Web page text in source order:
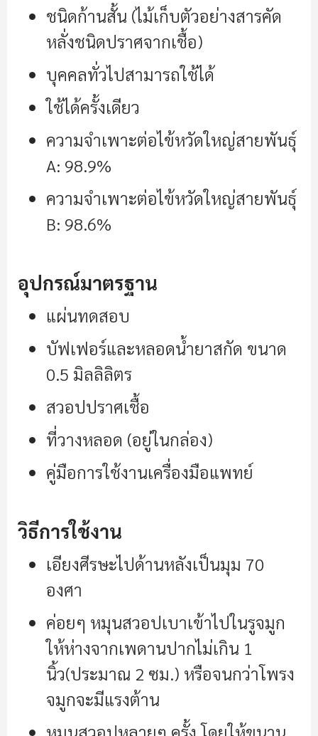
ชนิดก้านสั้น (ไม้เก็บตัวอย่างสารคัด
หลั่งชนิดปราศจากเชื้อ)
บุคคลทั่วไปสามารถใช้ได้
ใช้ได้ครั้งเดียว
ความจำเพาะต่อไข้หวัดใหญ่สายพันธุ์
A: 98.9%
ความจำเพาะต่อไข้หวัดใหญ่สายพันธุ์
B: 98.6%
อุปกรณ์มาตรฐาน
แผ่นทดสอบ
บัฟเฟอร์และหลอดนํ้ายาสกัด ขนาด
0.5 มิลลิลิตร
สวอปปราศเชื้อ
ที่วางหลอด (อยู่ในกล่อง)
คู่มือการใช้งานเครื่องมือแพทย์
วิธีการใช้งาน
เอียงศีรษะไปด้านหลังเป็นมุม 70
องศา
ค่อยๆ หมุนสวอปเบาเข้าไปในรูจมูก
ให้ห่างจากเพดานปากไม่เกิน 1
นิ้ว(ประมาณ 2 ซม.) หรือจนกว่าโพรง
จมูกจะมีแรงต้าน